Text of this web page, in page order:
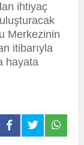
ihtiyaç
Merkezinin
itibarıyla
hayata